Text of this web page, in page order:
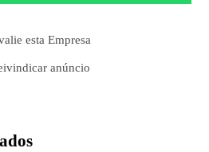
esta Empresa
anúncio